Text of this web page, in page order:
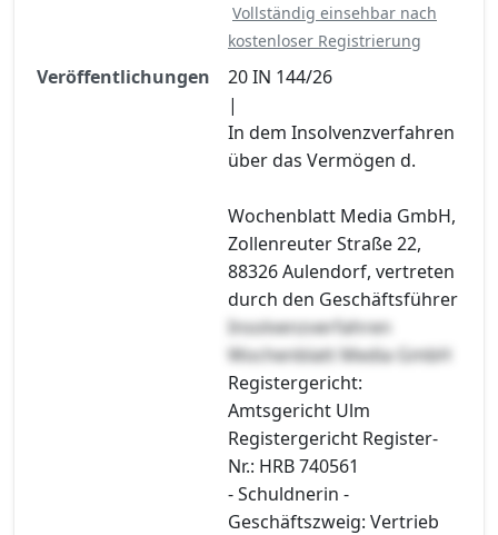
Vollständig einsehbar nach
kostenloser Registrierung
Veröffentlichungen
20 IN 144/26
|
In dem Insolvenzverfahren
über das Vermögen d.
Wochenblatt Media GmbH,
Zollenreuter Straße 22,
88326 Aulendorf, vertreten
durch den Geschäftsführer
Insolvenzverfahren
Wochenblatt Media GmbH
Registergericht:
Amtsgericht Ulm
Registergericht Register-
Nr.: HRB 740561
- Schuldnerin -
Geschäftszweig: Vertrieb